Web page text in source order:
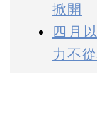
掀開
四月
力不